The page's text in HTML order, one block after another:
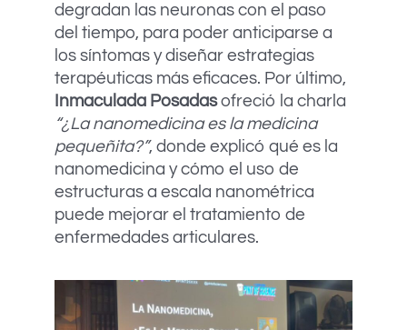
degradan las neuronas con el paso
del tiempo, para poder anticiparse a
los síntomas y diseñar estrategias
terapéuticas más eficaces. Por último,
Inmaculada Posadasofreció la charla
“¿La nanomedicina es la medicina
pequeñita?”, donde explicó qué es la
nanomedicina y cómo el uso de
estructuras a escala nanométrica
puede mejorar el tratamiento de
enfermedades articulares.